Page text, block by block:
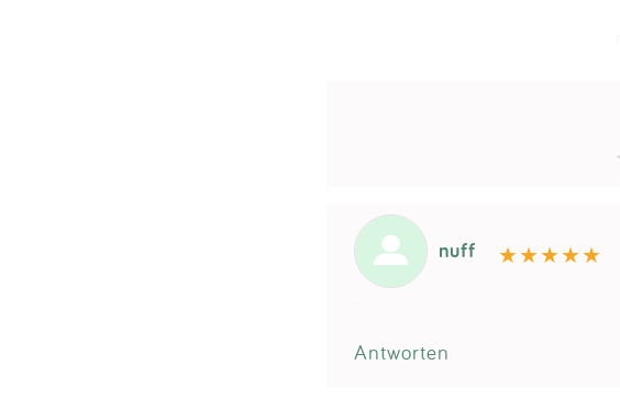
nuff
Antworten